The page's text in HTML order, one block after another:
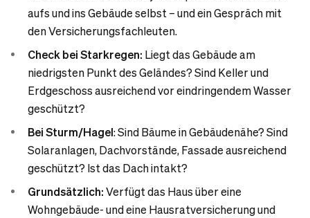
aufs und ins Gebäude selbst – und ein Gespräch mit
den Versicherungsfachleuten.
Check bei Starkregen: Liegt das Gebäude am
niedrigsten Punkt des Geländes? Sind Keller und
Erdgeschoss ausreichend vor eindringendem Wasser
geschützt?
Bei Sturm/Hagel: Sind Bäume in Gebäudenähe? Sind
Solaranlagen, Dachvorstände, Fassade ausreichend
geschützt? Ist das Dach intakt?
Grundsätzlich:Verfügt das Haus über eine
Wohngebäude- und eine Hausratversicherung und